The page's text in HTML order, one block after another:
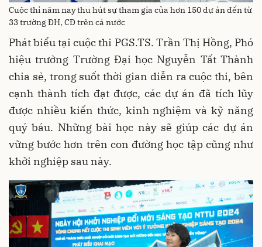
Cuộc thi năm nay thu hút sự tham gia của hơn 150 dự án đến từ
33 trường ĐH, CĐ trên cả nước
Phát biểu tại cuộc thi PGS.TS. Trần Thị Hồng, Phó
hiệu trưởng Trường Đại học Nguyễn Tất Thành
chia sẻ, trong suốt thời gian diễn ra cuộc thi, bên
cạnh thành tích đạt được, các dự án đã tích lũy
được nhiều kiến thức, kinh nghiệm và kỹ năng
quý báu. Những bài học này sẽ giúp các dự án
vững bước hơn trên con đường học tập cũng như
khởi nghiệp sau này.